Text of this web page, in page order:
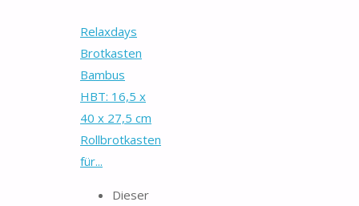
Relaxdays
Brotkasten
Bambus
HBT: 16,5 x
40 x 27,5 cm
Rollbrotkasten
für...
Dieser